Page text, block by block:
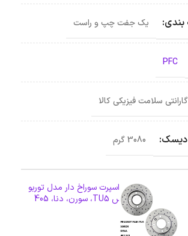
بندی: یک جفت چپ و راست
PFC
گارانتی سلامت فیزیکی کالا
دیسک: 3080 گرم
دیسک ترمز PFC اسپرت سوراخ دار مدل توربو
چرخ عقب پژو پارس TU5، سورن، دنا، 405
SLX